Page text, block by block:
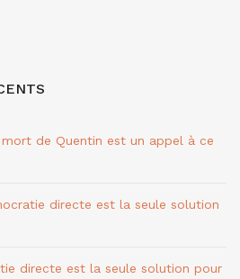
de Quentin est un appel à ce
directe est la seule solution
directe est la seule solution pour